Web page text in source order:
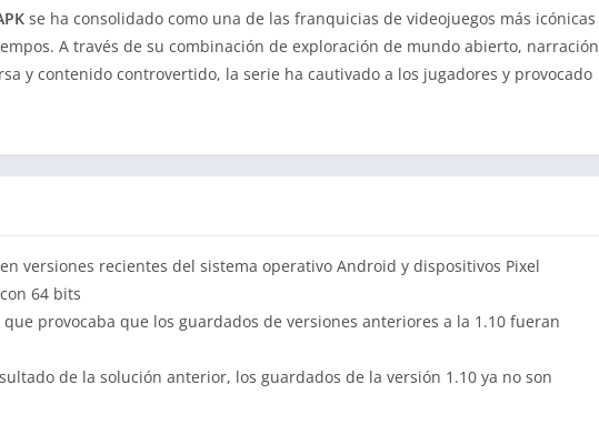
se ha consolidado como una de las franquicias de videojuegos más icónicas
A través de su combinación de exploración de mundo abierto, narración
y contenido controvertido, la serie ha cautivado a los jugadores y provocado
versiones recientes del sistema operativo Android y dispositivos Pixel
64 bits
provocaba que los guardados de versiones anteriores a la 1.10 fueran
de la solución anterior, los guardados de la versión 1.10 ya no son